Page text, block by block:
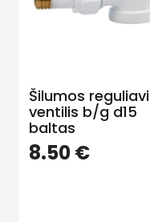
Šilumos
ventilis b/g d15
baltas
8.50€